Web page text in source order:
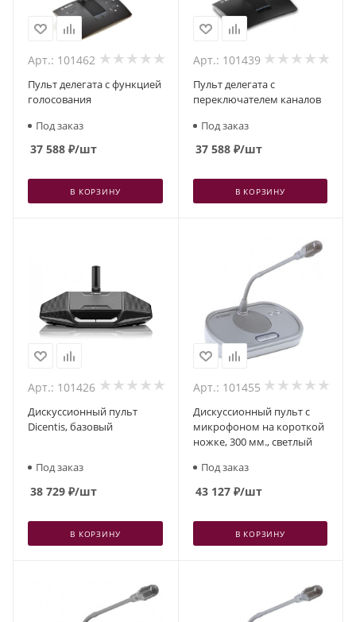
Арт.: 101462
Пульт делегата с функцией
голосования
Под заказ
37 588 ₽/шт
В КОРЗИНУ
Арт.: 101439
Пульт делегата с
переключателем каналов
Под заказ
37 588₽/шт
В КОРЗИНУ
Арт.: 101426
Дискуссионный пульт
Dicentis, базовый
Под заказ
38 729 ₽/шт
В КОРЗИНУ
Арт.: 101455
Дискуссионный пульт с
микрофоном на короткой
ножке, 300 мм., светлый
Под заказ
43 127₽/шт
В КОРЗИНУ